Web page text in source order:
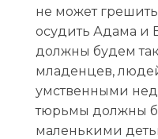
не может
осудить Адама и
должны будем
младенцев,
умственными
тюрьмы должны
маленькими